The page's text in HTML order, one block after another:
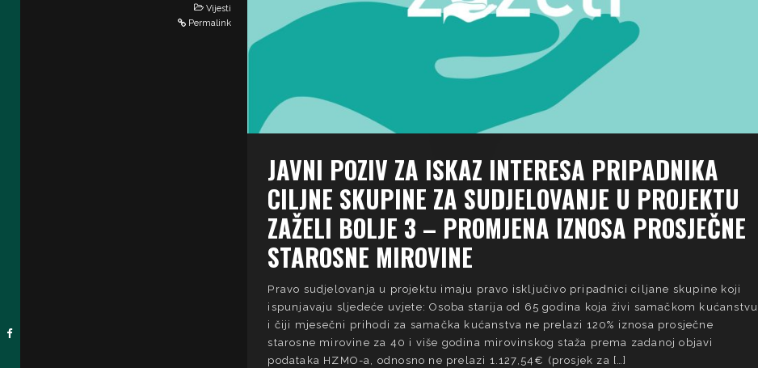
Vijesti
Permalink
JAVNI POZIV ZA ISKAZ INTERESA PRIPADNIKA
CILJNE SKUPINE ZA SUDJELOVANJE U PROJEKTU
ZAŽELI BOLJE 3 – PROMJENA IZNOSA PROSJEČNE
STAROSNE MIROVINE
Pravo sudjelovanja u projektu imaju pravo isključivo pripadnici ciljane skupine koji
ispunjavaju sljedeće uvjete: Osoba starija od 65 godina koja živi samačkom kućanstvu
i čiji mjesečni prihodi za samačka kućanstva ne prelazi 120% iznosa prosječne
starosne mirovine za 40 i više godina mirovinskog staža prema zadanoj objavi
podataka HZMO-a, odnosno ne prelazi 1.127,54€ (prosjek za […]